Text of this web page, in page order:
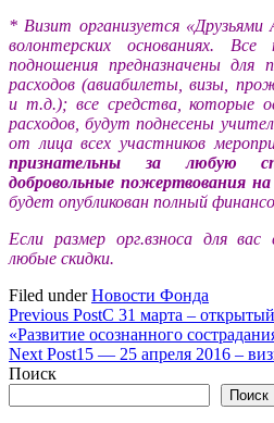
* Визит организуется
волонтерских основаниях. Все
подношения предназначены для
расходов (авиабилеты, визы,
и т.д.); все средства, которые
расходов, будут поднесены
от лица всех участников
признательны за любую
добровольные пожертвования
будет опубликован полный
Если размер орг.взноса для
любые скидки.
Filed underНовости Фонда
Previous PostС 31 марта –
«Развитие осознанного
Next Post15 — 25 апреля 2016 –
Поиск
Поиск